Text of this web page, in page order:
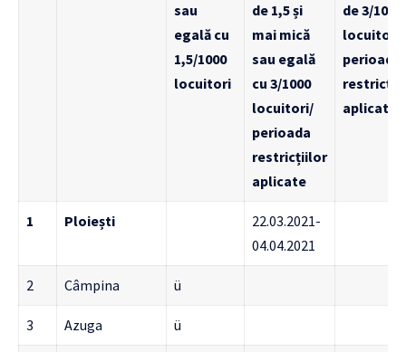
sau
egală cu
1,5/1000
locuitori
de 1,5 și
mai mică
sau egală
cu 3/1000
locuitori/
perioada
restricțiilor
aplicate
de 3/1000
locuitori/
perioada
aplicate
1 Ploiești
22.03.2021-
04.04.2021
2 Câmpina ü
3 Azuga ü